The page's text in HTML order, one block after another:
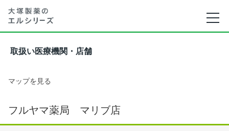
取扱い医療機関・店舗
マップを見る
フルヤマ薬局 マリブ店